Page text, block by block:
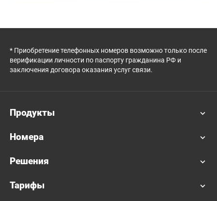
* Приобретение телефонных номеров возможно только после
верификации личности по паспорту гражданина РФ и
заключения договора оказания услуг связи.
Продукты
Номера
Решения
Тарифы